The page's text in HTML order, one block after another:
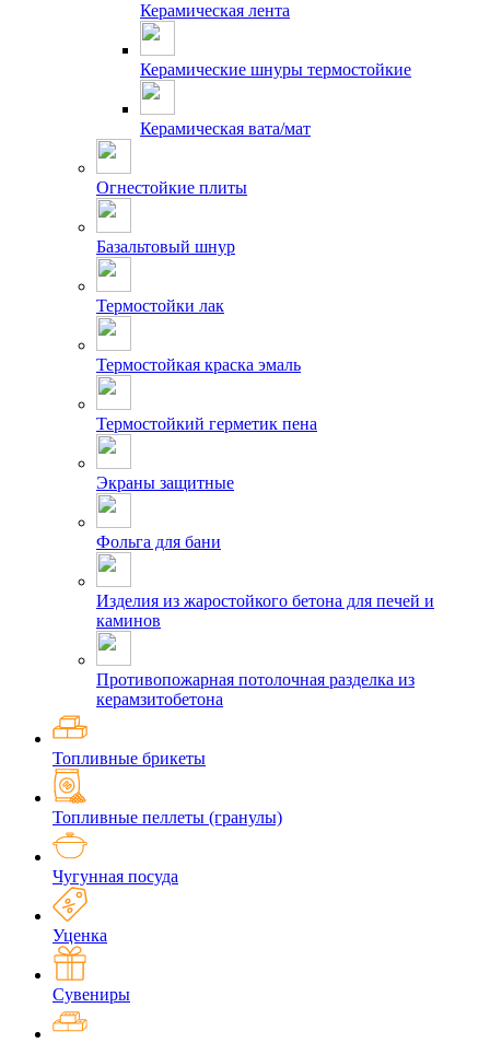
Керамическая лента
Керамические шнуры термостойкие
Керамическая вата/мат
Огнестойкие плиты
Базальтовый шнур
Термостойки лак
Термостойкая краска эмаль
Термостойкий герметик пена
Экраны защитные
Фольга для бани
Изделия из жаростойкого бетона для печей и
каминов
Противопожарная потолочная разделка из
керамзитобетона
Топливные брикеты
Топливные пеллеты (гранулы)
Чугунная посуда
Уценка
Сувениры